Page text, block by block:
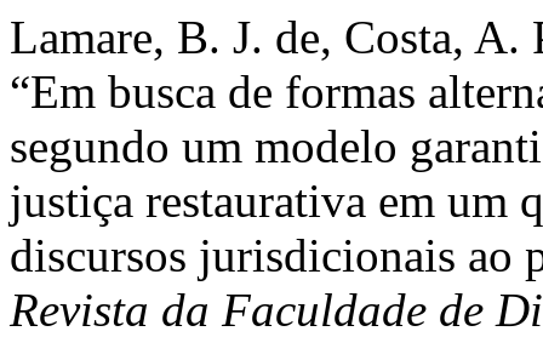
Lamare, B. J. de, Costa,
“Em busca de formas
segundo um modelo
justiça restaurativa em um
discursos jurisdicionais ao
Revista da Faculdade de